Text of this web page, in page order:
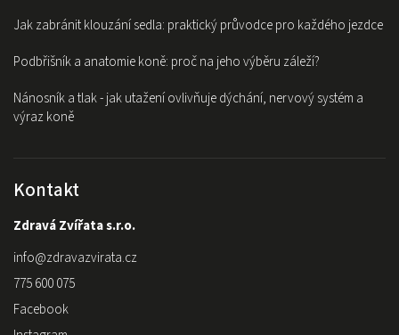
Jak zabránit klouzání sedla: praktický průvodce pro každého jezdce
Podbřišník a anatomie koně: proč na jeho výběru záleží?
Nánosník a tlak - jak utažení ovlivňuje dýchání, nervový systém a
výraz koně
Kontakt
Zdravá Zvířata s.r.o.
info@zdravazvirata.cz
775 600 075
Facebook